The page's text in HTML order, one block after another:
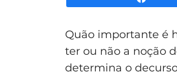
Quão importante é
ter ou não a noção
determina o